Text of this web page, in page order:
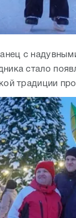
с
стало
традиции